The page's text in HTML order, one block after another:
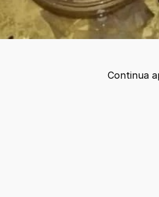
Continua